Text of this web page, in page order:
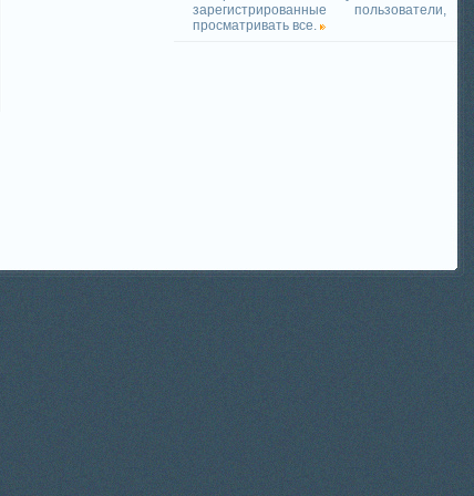
зарегистрированные пользователи,
просматривать все.